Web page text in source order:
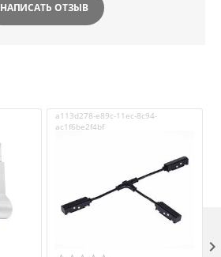
НАПИСАТЬ ОТЗЫВ
a113d278-e89c-11ec-8c94-
ac1f6be2f4bf
